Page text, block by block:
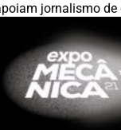
jornalismo